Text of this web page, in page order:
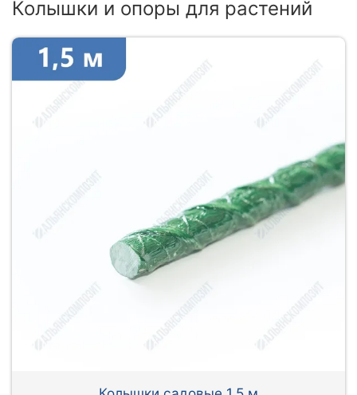
Колышки и опоры для растений